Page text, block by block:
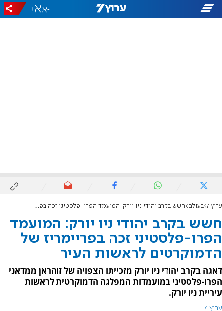
-
+
ערוץ 7 בעולם חשש בקרב יהודי ניו יורק: המועמד הפרו-פלסטיני זכה בפריימריז של הדמוקרטים לראשות העיר
חשש בקרב יהודי ניו יורק: המועמד
הפרו-פלסטיני זכה בפריימריז של
הדמוקרטים לראשות העיר
דאגה בקרב יהודי ניו יורק מזכייתו הצפויה של זוהראן ממדאני
הפרו-פלסטיני במועמדות המפלגה הדמוקרטית לראשות
עיריית ניו יורק.
ערוץ 7